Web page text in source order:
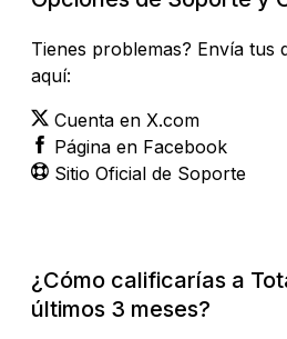
Tienes problemas? Envía tus
aquí:
Cuenta en X.com
Página en Facebook
Sitio Oficial de Soporte
¿Cómo calificarías a
últimos 3 meses?